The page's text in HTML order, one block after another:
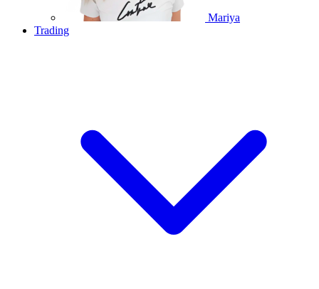
Mariya
Trading